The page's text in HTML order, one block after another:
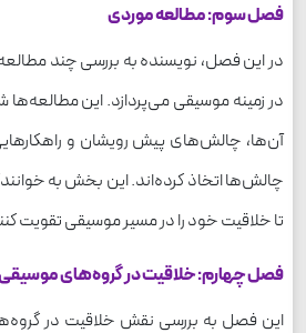
فصل سوم: مطالعه موردی
در این فصل، نویسنده به بررسی چند
در زمینه موسیقی می‌پردازد. این مطالعه‌ها
آن‌ها، چالش‌های پیش رویشان و
چالش‌ها اتخاذ کرده‌اند. این بخش به
تا خلاقیت خود را در مسیر موسیقی تقویت
فصل چهارم: خلاقیت در گروه‌های
این فصل به بررسی نقش خلاقیت در